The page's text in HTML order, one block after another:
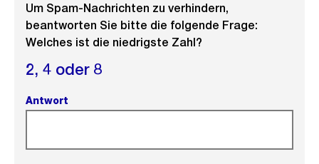
Um Spam-Nachrichten zu verhindern,
beantworten Sie bitte die folgende Frage:
Welches ist die niedrigste Zahl?
2, 4 oder 8
Antwort